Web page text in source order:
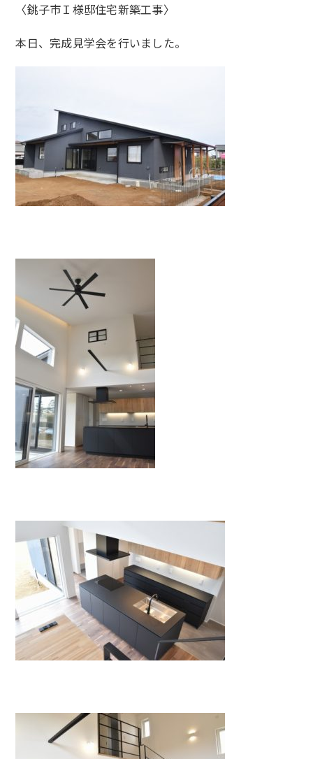
〈銚子市Ｉ様邸住宅新築工事〉
本日、完成見学会を行いました。